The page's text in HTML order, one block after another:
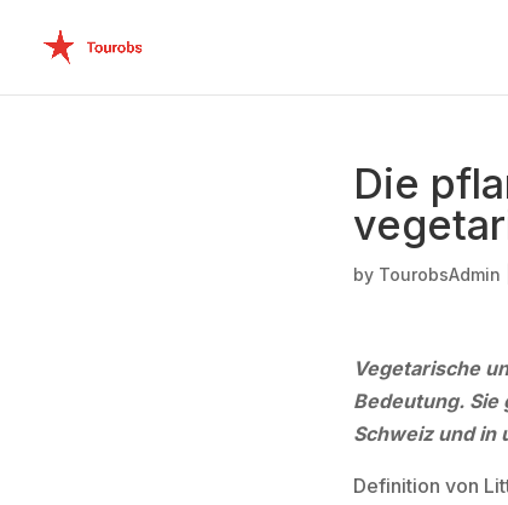
Die
by TourobsAdmin
Vegetarische
Bedeutung. Sie
Schweiz und in
Definition von